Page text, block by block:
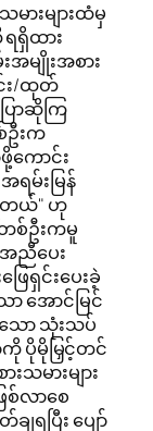
ားများထံမှ
ရှိထား
အမျိုးအစား
င်း/ထုတ်
ောဆိုကြ
ဦးက
ကောင်း
မ်းမြန်
တယ်" ဟု
စ်ဦးကမူ
ညီပေး
ေရှင်းပေးခဲ့
အောင်မြင်
ော သုံးသပ်
ကို ပိုမိုမြှင့်တင်
သမားများ
စ်လာစေ
ပြီး ပျော်